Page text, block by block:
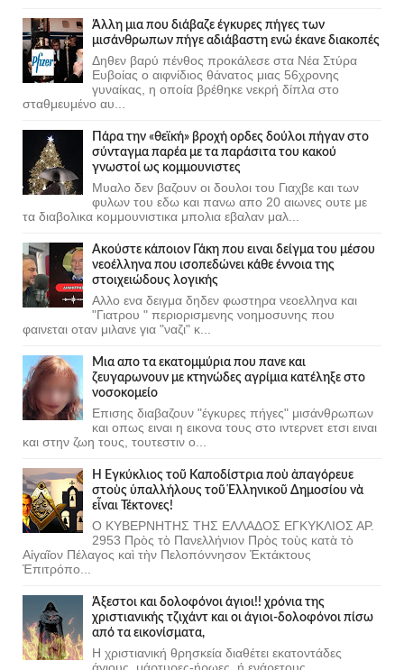
Άλλη μια που διάβαζε έγκυρες πήγες των
μισάνθρωπων πήγε αδιάβαστη ενώ έκανε διακοπές
Δηθεν βαρύ πένθος προκάλεσε στα Νέα Στύρα
Ευβοίας ο αιφνίδιος θάνατος μιας 56χρονης
γυναίκας, η οποία βρέθηκε νεκρή δίπλα στο
σταθμευμένο αυ...
Πάρα την «θεϊκή» βροχή ορδες δούλοι πήγαν στο
σύνταγμα παρέα με τα παράσιτα του κακού
γνωστοί ως κομμουνιστες
Μυαλο δεν βαζουν οι δουλοι του Γιαχβε και των
φυλων του εδω και πανω απο 20 αιωνες ουτε με
τα διαβολικα κομμουνιστικα μπολια εβαλαν μαλ...
Ακούστε κάποιον Γάκη που ειναι δείγμα του μέσου
νεοέλληνα που ισοπεδώνει κάθε έννοια της
στοιχειώδους λογικής
Αλλο ενα δειγμα δηδεν φωστηρα νεοελληνα και
"Γιατρου " περιορισμενης νοημοσυνης που
φαινεται οταν μιλανε για "ναζι" κ...
Μια απο τα εκατομμύρια που πανε και
ζευγαρωνουν με κτηνώδες αγρίμια κατέληξε στο
νοσοκομείο
Επισης διαβαζουν "έγκυρες πήγες" μισάνθρωπων
και οπως ειναι η εικονα τους στο ιντερνετ ετσι ειναι
και στην ζωη τους, τουτεστιν ο...
Ἡ Ἐγκύκλιος τοῦ Καποδίστρια ποὺ ἀπαγόρευε
στοὺς ὑπαλλήλους τοῦ Ἑλληνικοῦ Δημοσίου νὰ
εἶναι Τέκτονες!
Ο ΚΥΒΕΡΝΗΤΗΣ ΤΗΣ ΕΛΛΑΔΟΣ ΕΓΚΥΚΛΙΟΣ ΑΡ.
2953 Πρὸς τὸ Πανελλήνιον Πρὸς τοὺς κατὰ τὸ
Αἰγαῖον Πέλαγος καὶ τὴν Πελοπόννησον Ἐκτάκτους
Ἐπιτρόπο...
Άξεστοι και δολοφόνοι άγιοι!! χρόνια της
χριστιανικής τζιχάντ και οι άγιοι-δολοφόνοι πίσω
από τα εικονίσματα,
Η χριστιανική θρησκεία διαθέτει εκατοντάδες